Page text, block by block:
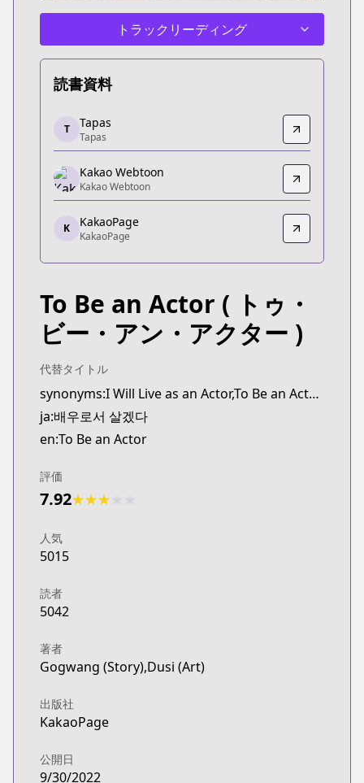
トラックリーディング
読書資料
Tapas
Tapas
https://tapas.io/series/to-be-an-actor/info
Kakao Webtoon
Kakao Webtoon
https://webtoon.kakao.com/content/배우로서-살
KakaoPage
T Tapas
Tapas
Kakao Webtoon
Kakao Webtoon
K KakaoPage
KakaoPage
To Be an Actor ( トゥ・
ビー・アン・アクター )
代替タイトル
synonyms:I Will Live as an Actor,To Be an Actor,Baeu-roseo Salgetda,Be the Actor
ja:배우로서 살겠다
en:To Be an Actor
評価
7.92★★★
人気
5015
読者
5042
著者
Gogwang (Story),Dusi (Art)
出版社
KakaoPage
公開日
9/30/2022